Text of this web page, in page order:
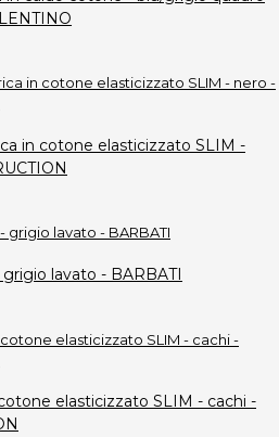
in cotone elasticizzato SLIM -
lavato - BARBATI
elasticizzato SLIM - cachi -